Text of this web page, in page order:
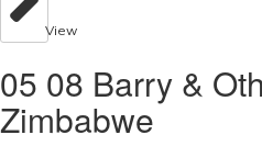
View
05 08 Barry &
Zimbabwe